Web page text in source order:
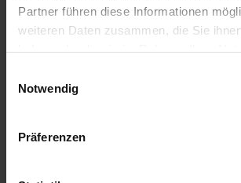
Partner führen diese Informationen
weiteren Daten zusammen, die Sie
Notwendig
Präferenzen
Das Funksystem WMS vereint modernste
gehobene Ansprüche. Über das Weitergeben
Befehle von Empfänger zu Empfänger (Mesh-